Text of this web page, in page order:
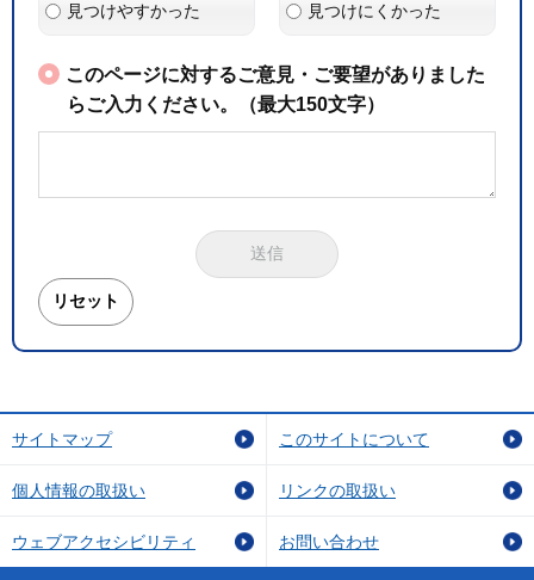
見つけやすかった 見つけにくかった
このページに対するご意見・ご要望がありました
らご入力ください。（最大150文字）
サイトマップ このサイトについて
個人情報の取扱い リンクの取扱い
ウェブアクセシビリティ お問い合わせ